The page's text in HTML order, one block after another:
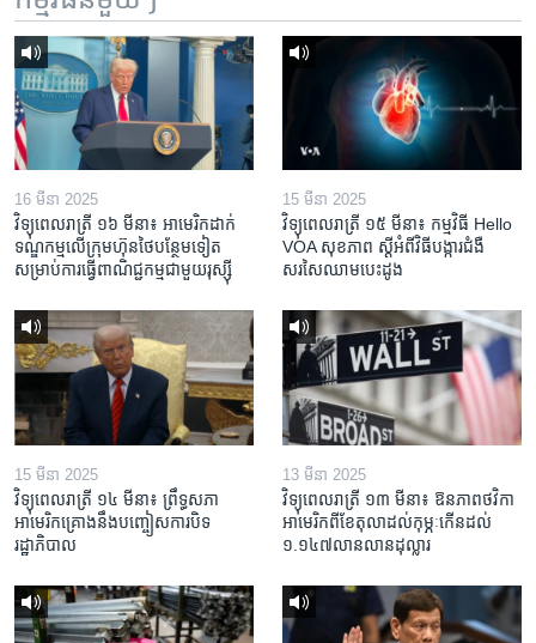
16 មីនា 2025
វិទ្យុពេលរាត្រី ១៦ មីនា៖ អាមេរិក​ដាក់​
ទណ្ឌកម្ម​លើ​ក្រុមហ៊ុន​ថៃ​បន្ថែម​ទៀត​
សម្រាប់​ការ​ធ្វើ​ពាណិជ្ជកម្ម​ជាមួយ​រុស្ស៊ី
15 មីនា 2025
វិទ្យុពេលរាត្រី ១៥ មីនា៖ កម្មវិធី ​Hello
VOA សុខភាព ស្ដី​អំពី​វិធី​បង្ការ​ជំងឺ​
សរសៃ​ឈាម​បេះដូង
15 មីនា 2025
វិទ្យុពេលរាត្រី ១៤ មីនា៖ ព្រឹទ្ធសភា
អាមេរិកគ្រោងនឹងបញ្ចៀសការបិទ
រដ្ឋាភិបាល
13 មីនា 2025
វិទ្យុពេលរាត្រី ១៣ មីនា៖ ឱនភាព​ថវិកា​
អាមេរិក​ពី​ខែ​តុលា​ដល់​កុម្ភៈ​កើន​ដល់​
១.១៤៧​លានលាន​ដុល្លារ